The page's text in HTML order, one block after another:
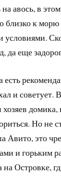
авось, в
близко к
условиями.
да еще
и советует.
хозяев
Но не
Авито, это
и горьким
Островке,